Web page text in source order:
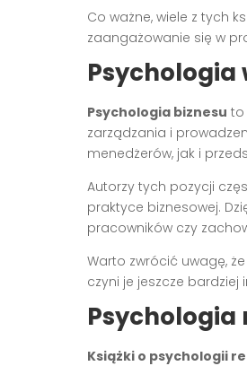
Co ważne, wiele z tych
zaangażowanie się w
Psychologia
Psychologia biznesu to
zarządzania i
menedżerów, jak i
Autorzy tych pozycji
praktyce biznesowej.
pracowników czy
Warto zwrócić uwagę,
czyni je jeszcze
Książki o psychologii